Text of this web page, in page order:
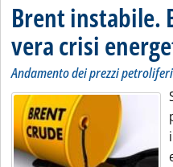
Brent instabile.
vera crisi
Andamento dei prezzi